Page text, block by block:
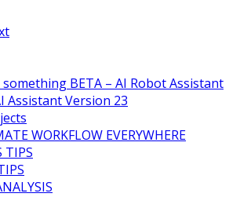
something BETA – AI Robot Assistant
Assistant Version 23
WORKFLOW EVERYWHERE
TIPS